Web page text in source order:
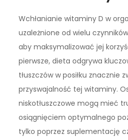
Wchłanianie witaminy D w
uzależnione od wielu
aby maksymalizować jej
pierwsze, dieta odgrywa
tłuszczów w posiłku znacznie
przyswajalność tej witaminy.
niskotłuszczowe mogą mieć
osiągnięciem optymalnego
tylko poprzez suplementację